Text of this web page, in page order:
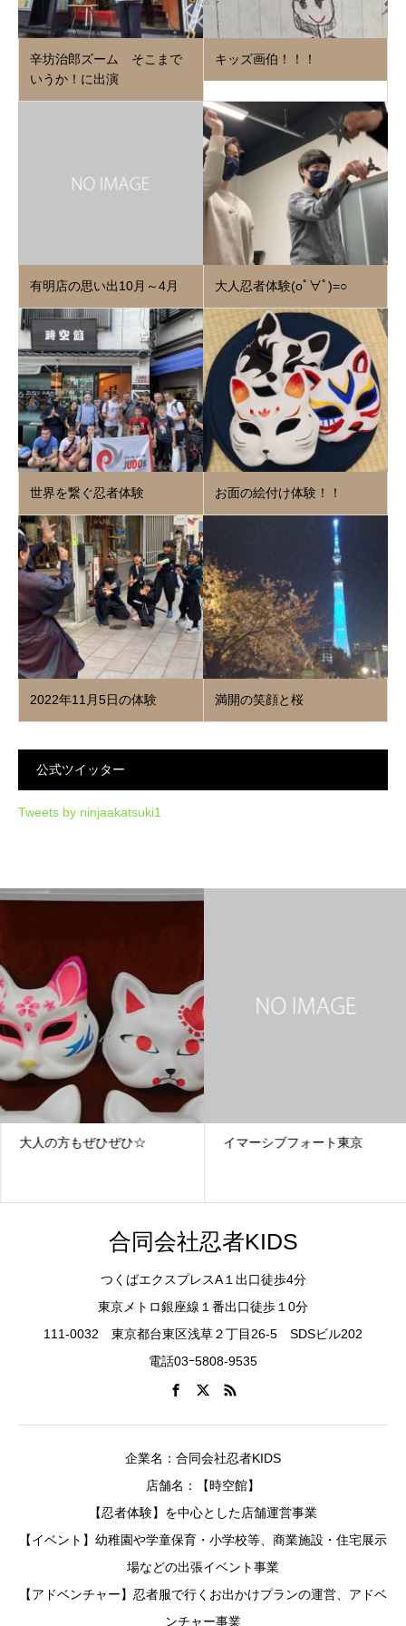
辛坊治郎ズーム そこまで
いうか！に出演
キッズ画伯！！！
有明店の思い出10月～4月 大人忍者体験(oﾟ∀ﾟ)=○
世界を繋ぐ忍者体験 お面の絵付け体験！！
2022年11月5日の体験 満開の笑顔と桜
公式ツイッター
Tweets by ninjaakatsuki1
大人の方もぜひぜひ☆ イマーシブフォート東京
合同会社忍者KIDS
つくばエクスプレスA１出口徒歩4分
東京メトロ銀座線１番出口徒歩１0分
111-0032 東京都台東区浅草２丁目26-5 SDSビル202
電話03ｰ5808-9535
企業名：合同会社忍者KIDS
店舗名：【時空館】
【忍者体験】を中心とした店舗運営事業
【イベント】幼稚園や学童保育・小学校等、商業施設・住宅展示
場などの出張イベント事業
【アドベンチャー】忍者服で行くお出かけプランの運営、アドベ
ンチャー事業